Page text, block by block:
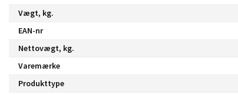
Vægt, kg.
EAN-nr
Nettovægt, kg.
Varemærke
Produkttype